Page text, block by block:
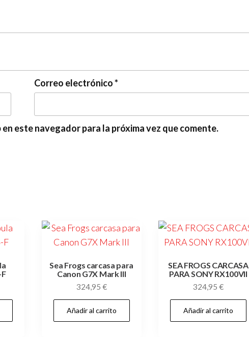
Correo electrónico*
este navegador para la próxima vez que comente.
Sea Frogs carcasa para
Canon G7X Mark III
324,95 €
Añadir al carrito
SEA FROGS CARCASA
PARA SONY RX100VII
324,95€
Añadir al carrito